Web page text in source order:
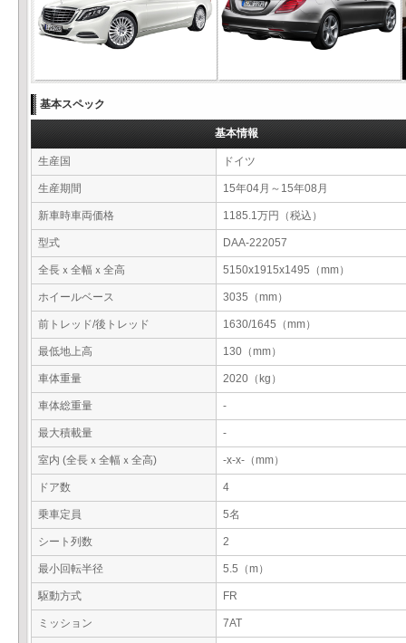
基本スペック
基本情報
生産国 ドイツ
生産期間 15年04月～15年08月
新車時車両価格 1185.1万円（税込）
型式 DAA-222057
全長ｘ全幅ｘ全高 5150x1915x1495（mm）
ホイールベース 3035（mm）
前トレッド/後トレッド 1630/1645（mm）
最低地上高 130（mm）
車体重量 2020（kg）
車体総重量 -
最大積載量 -
室内 (全長ｘ全幅ｘ全高) -x-x-（mm）
ドア数 4
乗車定員 5名
シート列数 2
最小回転半径 5.5（m）
駆動方式 FR
ミッション 7AT